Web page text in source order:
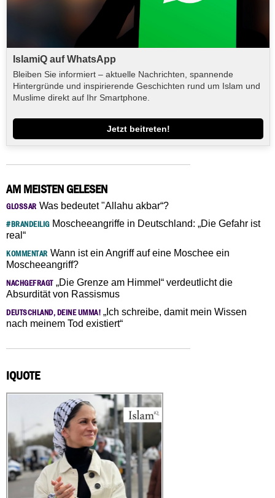
IslamiQ auf WhatsApp
Bleiben Sie informiert – aktuelle Nachrichten, spannende
Hintergründe und inspirierende Geschichten rund um Islam und
Muslime direkt auf Ihr Smartphone.
Jetzt beitreten!
AM MEISTEN GELESEN
GLOSSAR Was bedeutet "Allahu akbar“?
#BRANDEILIGMoscheeangriffe in Deutschland: „Die Gefahr ist
real“
KOMMENTAR Wann ist ein Angriff auf eine Moschee ein
Moscheeangriff?
NACHGEFRAGT„Die Grenze am Himmel“ verdeutlicht die
Absurdität von Rassismus
DEUTSCHLAND, DEINE UMMA! „Ich schreibe, damit mein Wissen
nach meinem Tod existiert“
IQUOTE